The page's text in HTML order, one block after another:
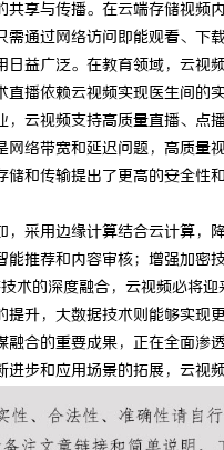
享与传播。在云端存储视
通过网络访问即能观看、下
益广泛。在教育领域，云
播依赖云视频实现医生间
云视频支持高质量直播、点
络带宽和延迟问题，高质
和传输提出了更高的安全
，采用边缘计算结合云计算
推荐和内容审核；增强加密
术的深度融合，云视频必将
升，大数据技术则能够实现
合的重要成果，正在全面
步和应用场景的拓展，云视
探秘短剧网：新时代短